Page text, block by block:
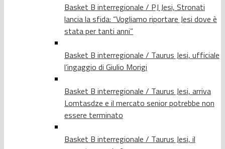
Basket B interregionale / PJ Jesi, Stronati
lancia la sfida: “Vogliamo riportare Jesi dove è
stata per tanti anni”
Basket B interregionale / Taurus Jesi, ufficiale
l’ingaggio di Giulio Morigi
Basket B interregionale / Taurus Jesi, arriva
Lomtasdze e il mercato senior potrebbe non
essere terminato
Basket B interregionale / Taurus Jesi, il